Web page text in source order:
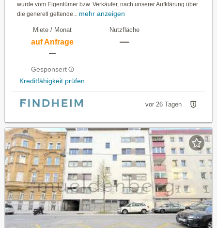
wurde vom Eigentümer bzw. Verkäufer, nach unserer Aufklärung über
die generell geltende... mehr anzeigen
Miete / Monat
auf Anfrage
—
Gesponsert
Kreditfähigkeit prüfen
Nutzfläche
—
vor 26 Tagen